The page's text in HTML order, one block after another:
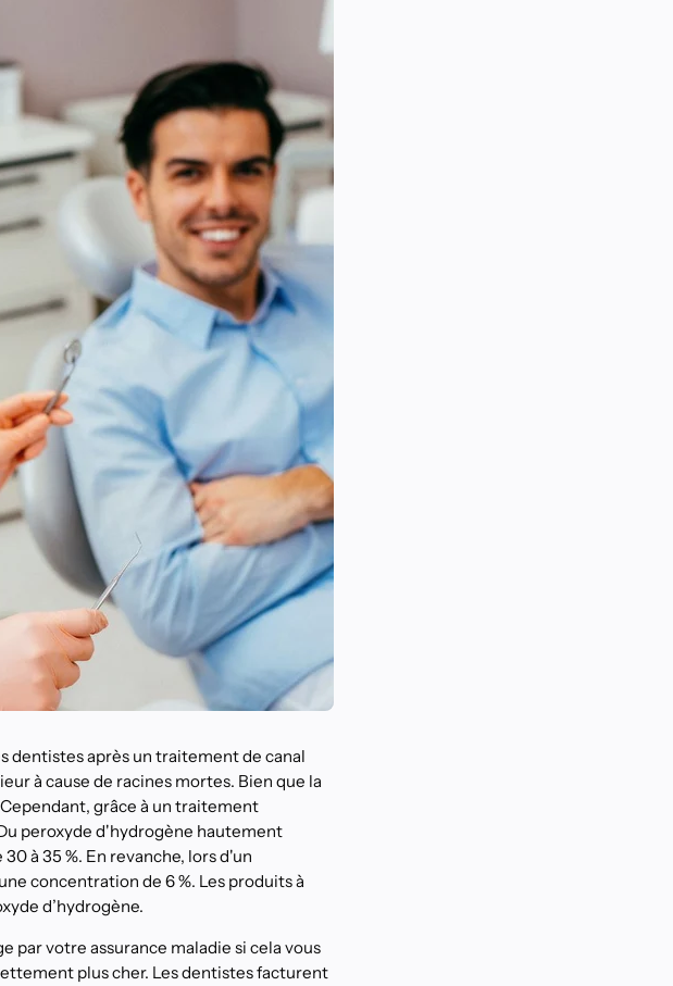
dentistes après un traitement de canal
à cause de racines mortes. Bien que la
grâce à un traitement
peroxyde d'hydrogène hautement
à 35 %. En revanche, lors d'un
concentration de 6 %. Les produits à
d’hydrogène.
par votre assurance maladie si cela vous
plus cher. Les dentistes facturent